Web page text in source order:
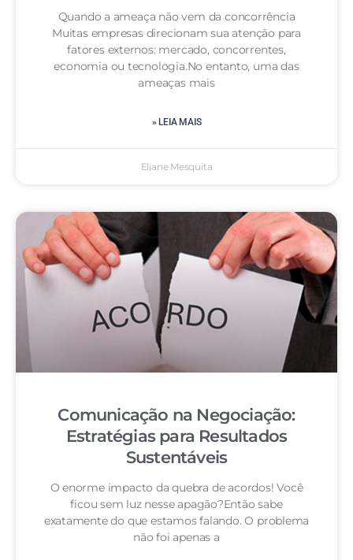
Quando a ameaça não vem da concorrência
Muitas empresas direcionam sua atenção para
fatores externos: mercado, concorrentes,
economia ou tecnologia.No entanto, uma das
ameaças mais
» LEIA MAIS
Eliane Mesquita
Comunicação na Negociação:
Estratégias para Resultados
Sustentáveis
O enorme impacto da quebra de acordos! Você
ficou sem luz nesse apagão?Então sabe
exatamente do que estamos falando. O problema
não foi apenas a